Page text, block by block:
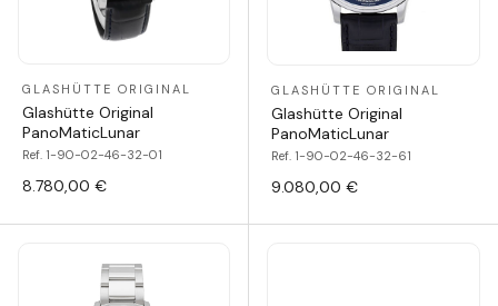
GLASHÜTTE ORIGINAL
Glashütte Original
PanoMaticLunar
Ref. 1-90-02-46-32-01
8.780,00 €
GLASHÜTTE ORIGINAL
Glashütte Original
PanoMaticLunar
Ref. 1-90-02-46-32-61
9.080,00 €